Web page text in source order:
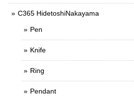
C365 HidetoshiNakayama
Pen
Knife
Ring
Pendant